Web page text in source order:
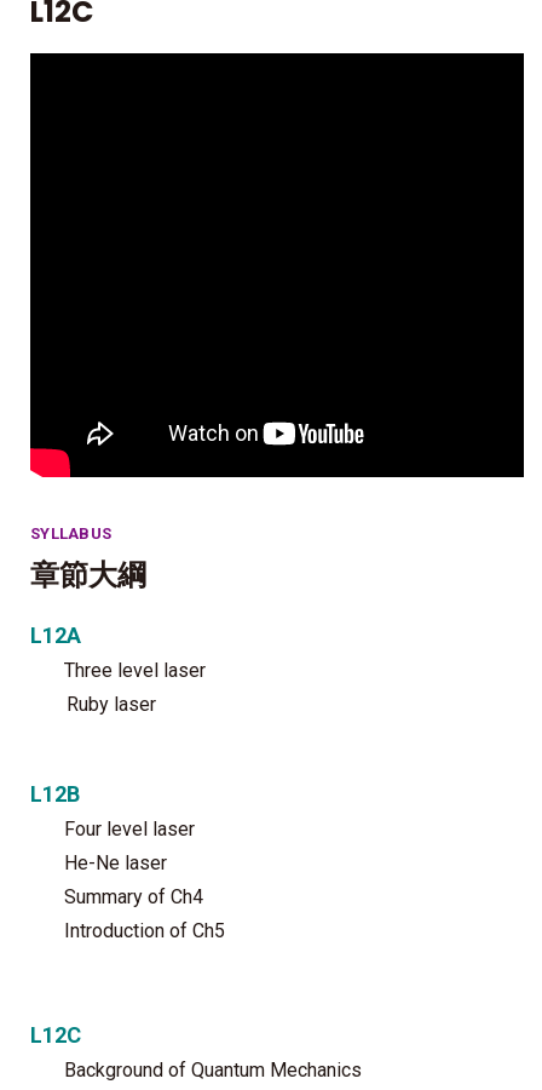
L12C
SYLLABUS
章節大綱
L12A
Three level laser
Ruby laser
L12B
Four level laser
He-Ne laser
Summary of Ch4
Introduction of Ch5
L12C
Background of Quantum Mechanics